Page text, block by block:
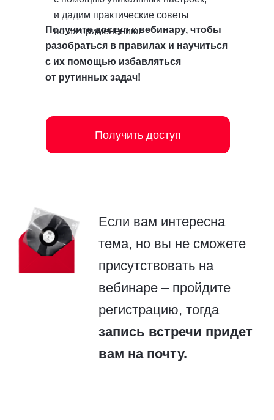
Получить доступ
и дадим практические советы
по их применению.
Получите доступ к вебинару, чтобы
разобраться в правилах и научиться
с их помощью избавляться
от рутинных задач!
Руководителям
отделов поддержки
клиентов
компаний, которые
развивают отдел
хотят строить долгие
отношения
с клиентами